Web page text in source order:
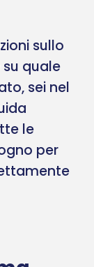
sullo
quale
sei nel
le
per